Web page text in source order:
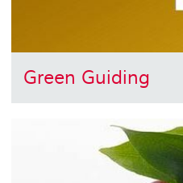
Green Guiding